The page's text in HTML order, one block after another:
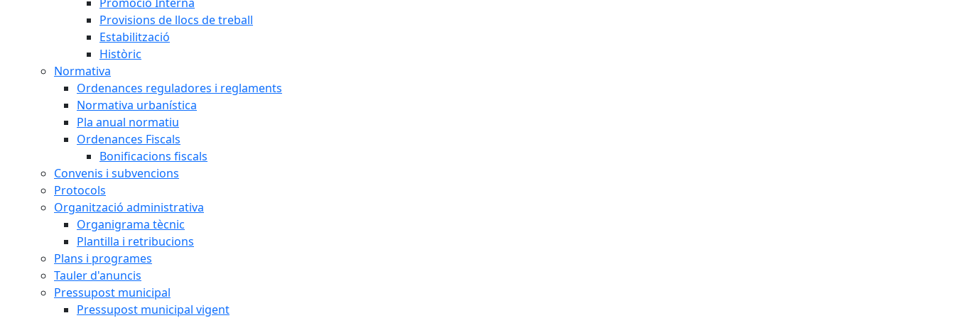
Provisions de llocs de treball
Estabilització
Històric
Normativa
Ordenances reguladores i reglaments
Normativa urbanística
Pla anual normatiu
Ordenances Fiscals
Bonificacions fiscals
Convenis i subvencions
Protocols
Organització administrativa
Organigrama tècnic
Plantilla i retribucions
Plans i programes
Tauler d'anuncis
Pressupost municipal
Pressupost municipal vigent